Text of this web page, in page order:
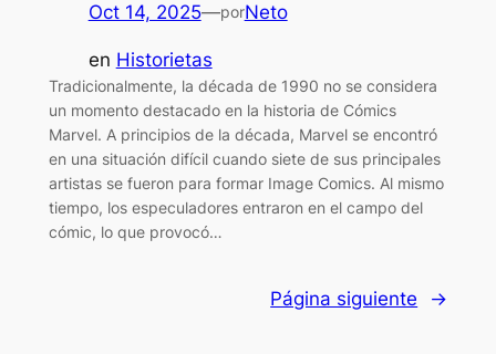
Oct 14, 2025—porNeto
en Historietas
Tradicionalmente, la década de 1990 no se considera
un momento destacado en la historia de Cómics
Marvel. A principios de la década, Marvel se encontró
en una situación difícil cuando siete de sus principales
artistas se fueron para formar Image Comics. Al mismo
tiempo, los especuladores entraron en el campo del
cómic, lo que provocó…
Página siguiente →